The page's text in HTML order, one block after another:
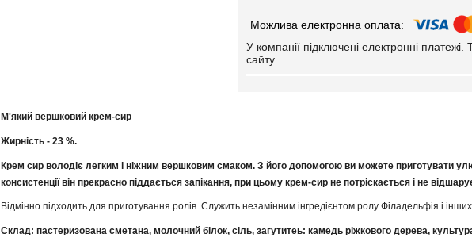
У компанії підключені електронні
сайту.
М'який вершковий крем-сир
Жирність - 23 %.
Крем сир володіє легким і ніжним вершковим смаком. З його допомогою ви можете приготувати
консистенції він прекрасно піддається запікання, при цьому крем-сир не потріскається і не
Відмінно підходить для приготування ролів. Служить незамінним інгредієнтом ролу Філадельфія і
Склад: пастеризована сметана, молочний білок, сіль, загутитеь: камедь ріжкового дерева,